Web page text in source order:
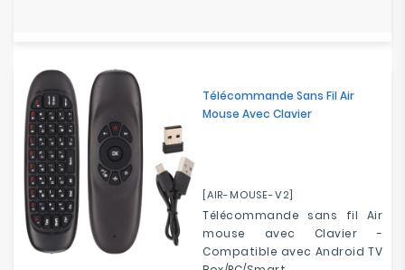
Télécommande Sans Fil Air
Mouse Avec Clavier
[AIR-MOUSE-V2]
Télécommande sans fil Air
mouse avec Clavier -
Compatible avec Android TV